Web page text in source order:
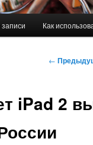
Как
Навигация
←
iPad 2